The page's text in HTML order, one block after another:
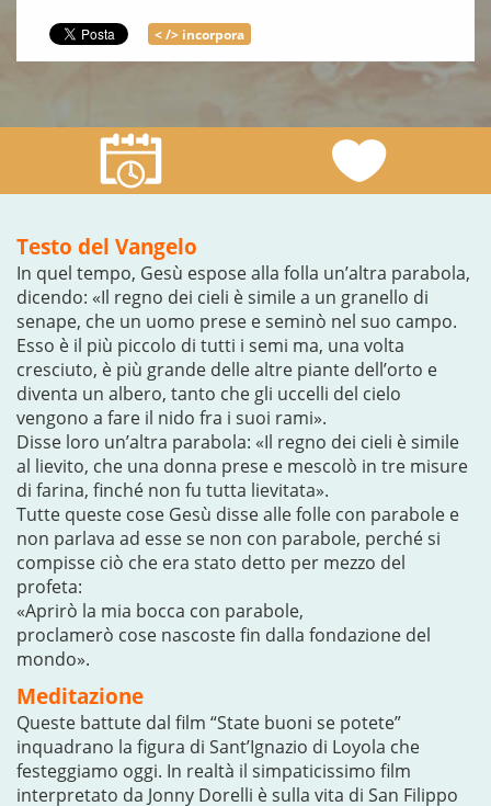
< /> incorpora
Testo del Vangelo
In quel tempo, Gesù espose alla folla un’altra parabola,
dicendo: «Il regno dei cieli è simile a un granello di
senape, che un uomo prese e seminò nel suo campo.
Esso è il più piccolo di tutti i semi ma, una volta
cresciuto, è più grande delle altre piante dell’orto e
diventa un albero, tanto che gli uccelli del cielo
vengono a fare il nido fra i suoi rami».
Disse loro un’altra parabola: «Il regno dei cieli è simile
al lievito, che una donna prese e mescolò in tre misure
di farina, finché non fu tutta lievitata».
Tutte queste cose Gesù disse alle folle con parabole e
non parlava ad esse se non con parabole, perché si
compisse ciò che era stato detto per mezzo del
profeta:
«Aprirò la mia bocca con parabole,
proclamerò cose nascoste fin dalla fondazione del
mondo».
Meditazione
Queste battute dal film “State buoni se potete”
inquadrano la figura di Sant’Ignazio di Loyola che
festeggiamo oggi. In realtà il simpaticissimo film
interpretato da Jonny Dorelli è sulla vita di San Filippo